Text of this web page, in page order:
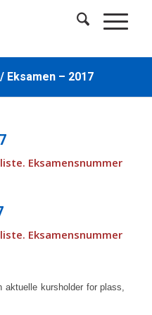
– 2017
Eksamensnummer
Eksamensnummer
aktuelle kursholder for plass,